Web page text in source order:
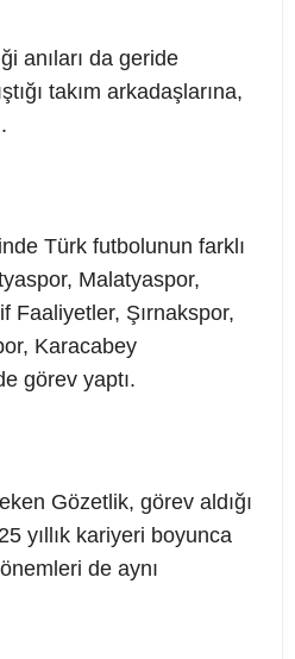
anıları da geride
takım arkadaşlarına,
Türk futbolunun farklı
Malatyaspor,
Faaliyetler, Şırnakspor,
Karacabey
görev yaptı.
Gözetlik, görev aldığı
yıllık kariyeri boyunca
de aynı